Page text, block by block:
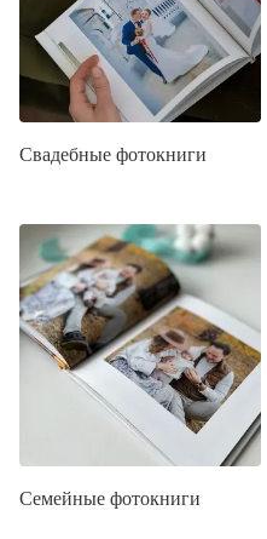
Свадебные фотокниги
Семейные фотокниги